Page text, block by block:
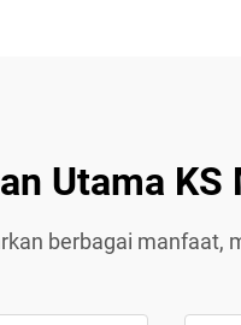
Utama
berbagai